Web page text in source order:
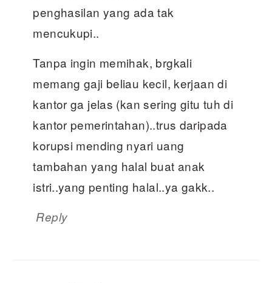
penghasilan yang ada tak
mencukupi..
Tanpa ingin memihak, brgkali
memang gaji beliau kecil, kerjaan di
kantor ga jelas (kan sering gitu tuh di
kantor pemerintahan)..trus daripada
korupsi mending nyari uang
tambahan yang halal buat anak
istri..yang penting halal..ya gakk..
Reply